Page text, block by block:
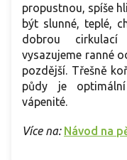
propustnou, spíše
být slunné, teplé,
dobrou
vysazujeme ranné
pozdější. Třešně
půdy je
vápenité.
Více na: Návod na